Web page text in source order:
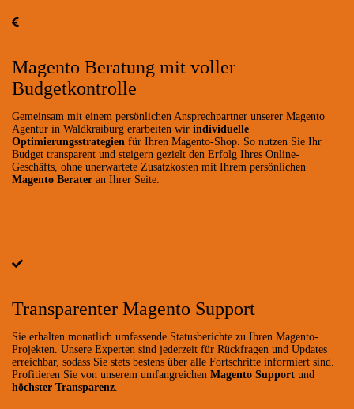
Magento Beratung mit voller
Budgetkontrolle
Gemeinsam mit einem persönlichen Ansprechpartner unserer Magento
Agentur in Waldkraiburg erarbeiten wir individuelle
Optimierungsstrategien für Ihren Magento-Shop. So nutzen Sie Ihr
Budget transparent und steigern gezielt den Erfolg Ihres Online-
Geschäfts, ohne unerwartete Zusatzkosten mit Ihrem persönlichen
Magento Berater an Ihrer Seite.
Transparenter Magento Support
Sie erhalten monatlich umfassende Statusberichte zu Ihren Magento-
Projekten. Unsere Experten sind jederzeit für Rückfragen und Updates
erreichbar, sodass Sie stets bestens über alle Fortschritte informiert sind.
Profitieren Sie von unserem umfangreichen Magento Support und
höchster Transparenz